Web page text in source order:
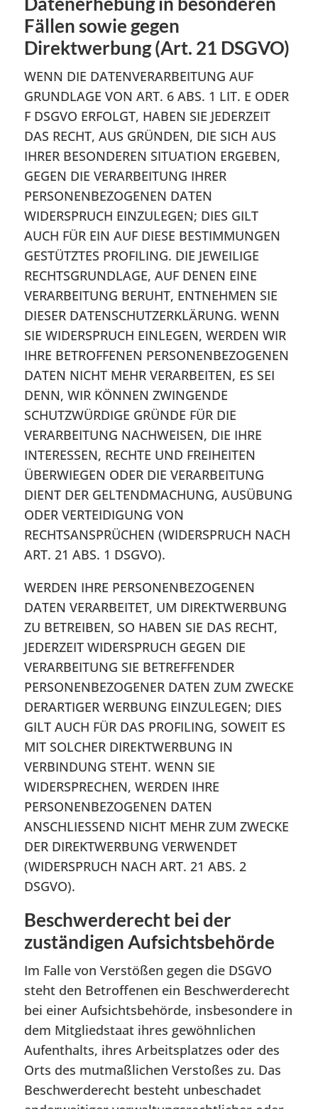
Fällen sowie gegen
Direktwerbung (Art. 21 DSGVO)
WENN DIE DATENVERARBEITUNG AUF
GRUNDLAGE VON ART. 6 ABS. 1 LIT. E ODER
F DSGVO ERFOLGT, HABEN SIE JEDERZEIT
DAS RECHT, AUS GRÜNDEN, DIE SICH AUS
IHRER BESONDEREN SITUATION ERGEBEN,
GEGEN DIE VERARBEITUNG IHRER
PERSONENBEZOGENEN DATEN
WIDERSPRUCH EINZULEGEN; DIES GILT
AUCH FÜR EIN AUF DIESE BESTIMMUNGEN
GESTÜTZTES PROFILING. DIE JEWEILIGE
RECHTSGRUNDLAGE, AUF DENEN EINE
VERARBEITUNG BERUHT, ENTNEHMEN SIE
DIESER DATENSCHUTZERKLÄRUNG. WENN
SIE WIDERSPRUCH EINLEGEN, WERDEN WIR
IHRE BETROFFENEN PERSONENBEZOGENEN
DATEN NICHT MEHR VERARBEITEN, ES SEI
DENN, WIR KÖNNEN ZWINGENDE
SCHUTZWÜRDIGE GRÜNDE FÜR DIE
VERARBEITUNG NACHWEISEN, DIE IHRE
INTERESSEN, RECHTE UND FREIHEITEN
ÜBERWIEGEN ODER DIE VERARBEITUNG
DIENT DER GELTENDMACHUNG, AUSÜBUNG
ODER VERTEIDIGUNG VON
RECHTSANSPRÜCHEN (WIDERSPRUCH NACH
ART. 21 ABS. 1 DSGVO).
WERDEN IHRE PERSONENBEZOGENEN
DATEN VERARBEITET, UM DIREKTWERBUNG
ZU BETREIBEN, SO HABEN SIE DAS RECHT,
JEDERZEIT WIDERSPRUCH GEGEN DIE
VERARBEITUNG SIE BETREFFENDER
PERSONENBEZOGENER DATEN ZUM ZWECKE
DERARTIGER WERBUNG EINZULEGEN; DIES
GILT AUCH FÜR DAS PROFILING, SOWEIT ES
MIT SOLCHER DIREKTWERBUNG IN
VERBINDUNG STEHT. WENN SIE
WIDERSPRECHEN, WERDEN IHRE
PERSONENBEZOGENEN DATEN
ANSCHLIESSEND NICHT MEHR ZUM ZWECKE
DER DIREKTWERBUNG VERWENDET
(WIDERSPRUCH NACH ART. 21 ABS. 2
DSGVO).
Beschwerde­recht bei der
zuständigen Aufsichts­behörde
Im Falle von Verstößen gegen die DSGVO
steht den Betroffenen ein Beschwerderecht
bei einer Aufsichtsbehörde, insbesondere in
dem Mitgliedstaat ihres gewöhnlichen
Aufenthalts, ihres Arbeitsplatzes oder des
Orts des mutmaßlichen Verstoßes zu. Das
Beschwerderecht besteht unbeschadet